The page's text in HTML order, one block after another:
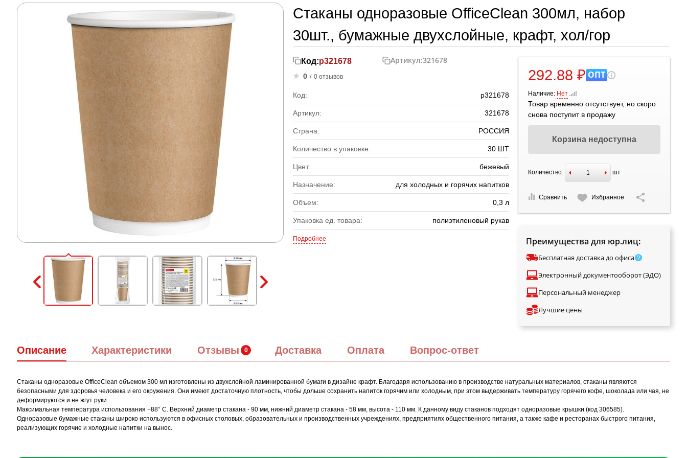
Стаканы одноразовые OfficeClean 300мл, набор
30шт., бумажные двухслойные, крафт, хол/гор
Код:р321678 Артикул:321678
0 / 0 отзывов
Код: р321678
Артикул: 321678
Страна: РОССИЯ
Количество в упаковке: 30 ШТ
Цвет: бежевый
Назначение: для холодных и горячих напитков
Объем: 0,3 л
Упаковка ед. товара: полиэтиленовый рукав
Подробнее
292.88 ₽ ОПТ
Наличие: Нет
Товар временно отсутствует, но скоро
снова поступит в продажу
Корзина недоступна
Количество: шт
Сравнить Избранное
Преимущества для юр.лиц:
Бесплатная доставка до офиса
Электронный документооборот (ЭДО)
Персональный менеджер
Лучшие цены
Описание Характеристики Отзывы Доставка Оплата Вопрос-ответ
Стаканы одноразовые OfficeClean объемом 300 мл изготовлены из двухслойной ламинированной бумаги в дизайне крафт. Благодаря использованию в производстве натуральных материалов, стаканы являются
безопасными для здоровья человека и его окружения. Они имеют достаточную плотность, чтобы дольше сохранить напиток горячим или холодным, при этом выдерживать температуру горячего кофе, шоколада или чая, не
деформируются и не жгут руки.
Максимальная температура использования +88° С. Верхний диаметр стакана - 90 мм, нижний диаметр стакана - 58 мм, высота - 110 мм. К данному виду стаканов подходят одноразовые крышки (код 306585).
Одноразовые бумажные стаканы широко используются в офисных столовых, образовательных и производственных учреждениях, предприятиях общественного питания, а также кафе и ресторанах быстрого питания,
реализующих горячие и холодные напитки на вынос.